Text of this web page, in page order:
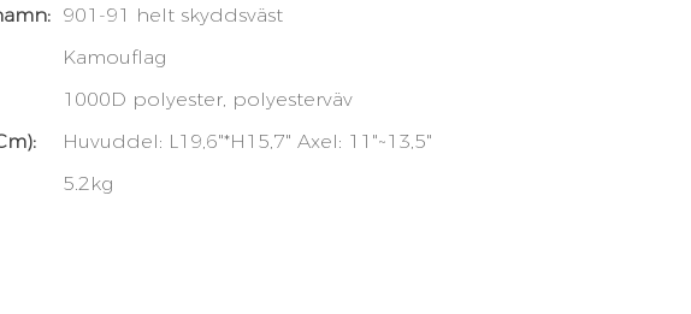
901-91 helt skyddsväst
Kamouflag
1000D polyester, polyesterväv
Huvuddel: L19,6"*H15,7" Axel: 11"~13,5"
5.2kg